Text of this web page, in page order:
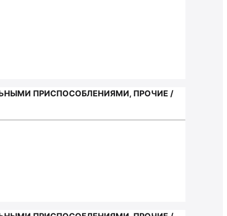
ПРИСПОСОБЛЕНИЯМИ, ПРОЧИЕ /